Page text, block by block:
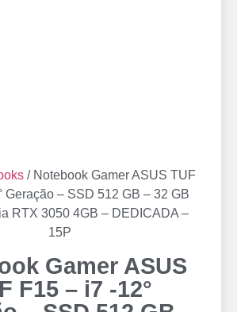
/ Notebook Gamer ASUS TUF
Geração – SSD 512 GB – 32 GB
RTX 3050 4GB – DEDICADA –
15P
Gamer ASUS
F15 – i7 -12°